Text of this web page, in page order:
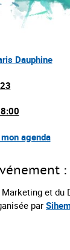
Dauphine
agenda
:
et du
par